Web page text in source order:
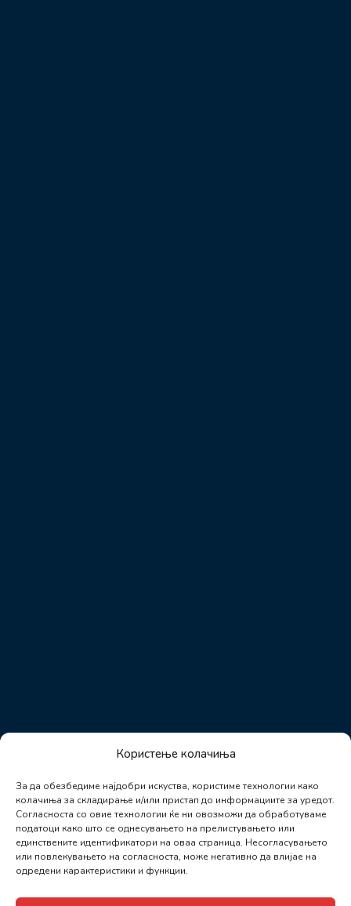
Користење колачиња
За да обезбедиме најдобри искуства, користиме технологии како
колачиња за складирање и/или пристап до информациите за уредот.
Согласноста со овие технологии ќе ни овозможи да обработуваме
податоци како што се однесувањето на прелистувањето или
единствените идентификатори на оваа страница. Несогласувањето
или повлекувањето на согласноста, може негативно да влијае на
одредени карактеристики и функции.